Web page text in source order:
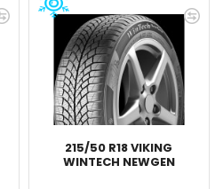
215/50 R18 VIKING
WINTECH NEWGEN